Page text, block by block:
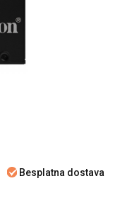
Besplatna dostava